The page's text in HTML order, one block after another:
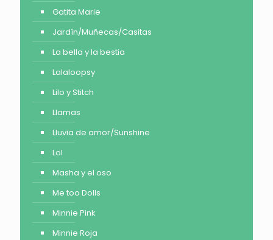
Gatita Marie
Jardín/Muñecas/Casitas
La bella y la bestia
Lalaloopsy
Lilo y Stitch
Llamas
Lluvia de amor/Sunshine
Lol
Masha y el oso
Me too Dolls
Minnie Pink
Minnie Roja